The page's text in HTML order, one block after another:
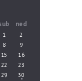
ned
1
2
8
9
15
16
22
23
29 30